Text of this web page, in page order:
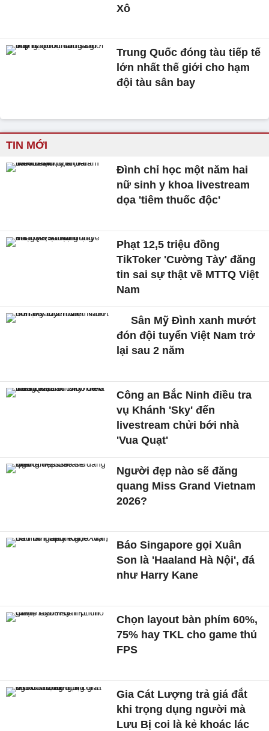
Xô
Trung Quốc đóng tàu tiếp tế
lớn nhất thế giới cho hạm
đội tàu sân bay
TIN MỚI
Đình chỉ học một năm hai
nữ sinh y khoa livestream
dọa 'tiêm thuốc độc'
Phạt 12,5 triệu đồng
TikToker 'Cường Tày' đăng
tin sai sự thật về MTTQ Việt
Nam
Sân Mỹ Đình xanh mướt
đón đội tuyển Việt Nam trở
lại sau 2 năm
Công an Bắc Ninh điều tra
vụ Khánh 'Sky' đến
livestream chửi bới nhà
'Vua Quạt'
Người đẹp nào sẽ đăng
quang Miss Grand Vietnam
2026?
Báo Singapore gọi Xuân
Son là 'Haaland Hà Nội', đá
như Harry Kane
Chọn layout bàn phím 60%,
75% hay TKL cho game thủ
FPS
Gia Cát Lượng trả giá đắt
khi trọng dụng người mà
Lưu Bị coi là kẻ khoác lác